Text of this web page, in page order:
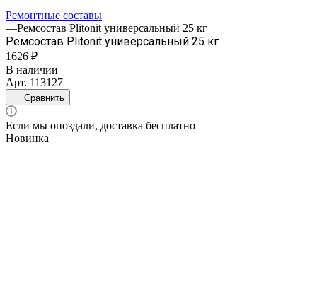
Ремонтные составы
—Ремсостав Plitonit универсальный 25 кг
Ремсостав Plitonit универсальный 25 кг
1626 ₽
В наличии
Арт. 113127
Сравнить
Если мы опоздали, доставка бесплатно
Новинка